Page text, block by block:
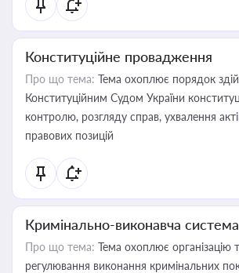
Конституційне провадження
Про що тема: Тема охоплює порядок
Конституційним Судом України
контролю, розгляду справ, ухвалення
правових позицій
Кримінально-виконавча система
Про що тема: Тема охоплює організацію
регулювання виконання кримінальних